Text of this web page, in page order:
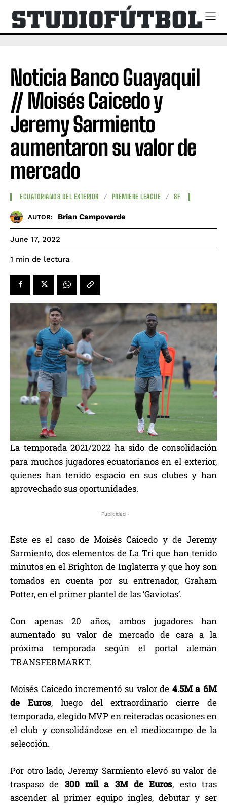
Noticia Banco Guayaquil
// Moisés Caicedo y
Jeremy Sarmiento
aumentaron su valor de
mercado
ECUATORIANOS DEL EXTERIOR PREMIERE LEAGUE SF
AUTOR: Brian Campoverde
June 17, 2022
1 min de lectura
La temporada 2021/2022 ha sido de consolidación
para muchos jugadores ecuatorianos en el exterior,
quienes han tenido espacio en sus clubes y han
aprovechado sus oportunidades.
- Publicidad -
Este es el caso de Moisés Caicedo y de Jeremy
Sarmiento, dos elementos de La Tri que han tenido
minutos en el Brighton de Inglaterra y que hoy son
tomados en cuenta por su entrenador, Graham
Potter, en el primer plantel de las ‘Gaviotas’.
Con apenas 20 años, ambos jugadores han
aumentado su valor de mercado de cara a la
próxima temporada según el portal alemán
TRANSFERMARKT.
Moisés Caicedo incrementó su valor de 4.5M a 6M
de Euros, luego del extraordinario cierre de
temporada, elegido MVP en reiteradas ocasiones en
el club y consolidándose en el mediocampo de la
selección.
Por otro lado, Jeremy Sarmiento elevó su valor de
traspaso de 300 mil a 3M de Euros, esto tras
ascender al primer equipo ingles, debutar y ser